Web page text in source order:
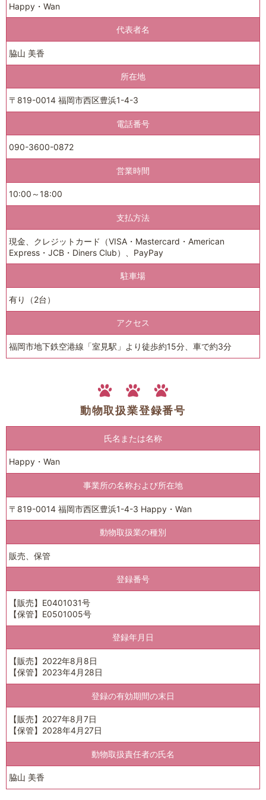
Happy・Wan
代表者名
脇山 美香
所在地
〒819-0014 福岡市西区豊浜1-4-3
電話番号
090-3600-0872
営業時間
10:00～18:00
支払方法
現金、クレジットカード（VISA・Mastercard・American
Express・JCB・Diners Club）、PayPay
駐車場
有り（2台）
アクセス
福岡市地下鉄空港線「室見駅」より徒歩約15分、車で約3分
動物取扱業登録番号
氏名または名称
Happy・Wan
事業所の名称および所在地
〒819-0014 福岡市西区豊浜1-4-3 Happy・Wan
動物取扱業の種別
販売、保管
登録番号
【販売】E0401031号
【保管】E0501005号
登録年月日
【販売】2022年8月8日
【保管】2023年4月28日
登録の有効期間の末日
【販売】2027年8月7日
【保管】2028年4月27日
動物取扱責任者の氏名
脇山 美香